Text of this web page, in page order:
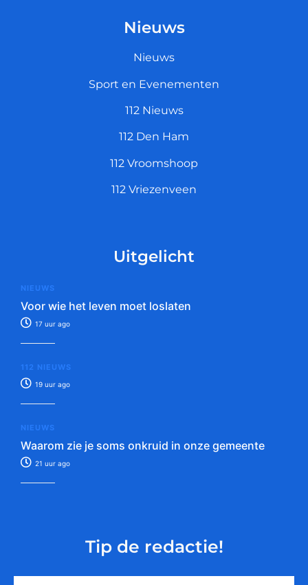
Nieuws
Nieuws
Sport en Evenementen
112 Nieuws
112 Den Ham
112 Vroomshoop
112 Vriezenveen
Uitgelicht
NIEUWS
Voor wie het leven moet loslaten
17 uur ago
112 NIEUWS
19 uur ago
NIEUWS
Waarom zie je soms onkruid in onze gemeente
21 uur ago
Tip de redactie!